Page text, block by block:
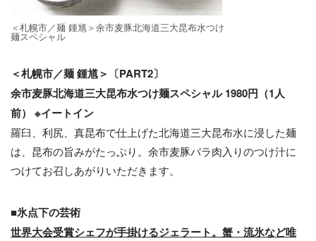
＜札幌市／麺 鍾馗＞余市⻨豚北海道三⼤昆布水つけ
麺スペシャル
＜札幌市／麺 鍾馗＞〔PART2〕
余市⻨豚北海道三⼤昆布水つけ麺スペシャル 1980円（1人
前） ※イートイン
羅⾅、利尻、真昆布で仕上げた北海道三⼤昆布⽔に浸した麺
は、昆布の旨みがたっぷり。余市⻨豚バラ⾁⼊りのつけ汁に
つけてお召しあがりいただきます。
■氷点下の芸術
世界大会受賞シェフが手掛けるジェラート。蟹・流氷など唯